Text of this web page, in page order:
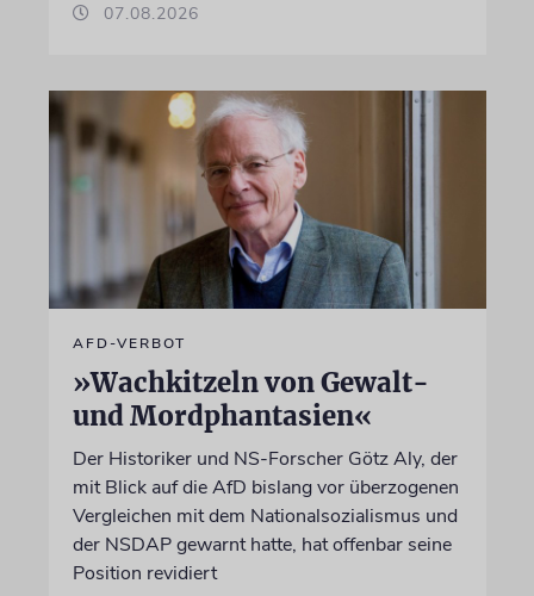
07.08.2026
AFD-VERBOT
»Wachkitzeln von Gewalt-
und Mordphantasien«
Der Historiker und NS-Forscher Götz Aly, der
mit Blick auf die AfD bislang vor überzogenen
Vergleichen mit dem Nationalsozialismus und
der NSDAP gewarnt hatte, hat offenbar seine
Position revidiert